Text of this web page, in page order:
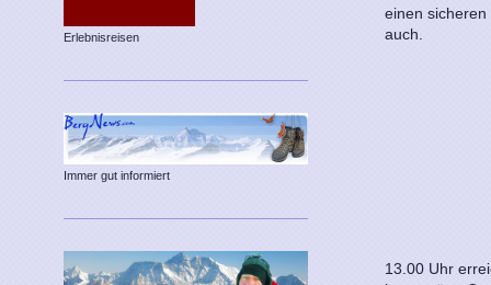
einen
auch.
13.00 Uhr
Erlebnisreisen
Immer gut informiert